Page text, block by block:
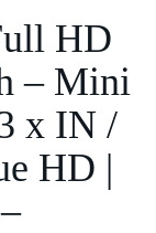
HD
– Mini
x IN /
HD |